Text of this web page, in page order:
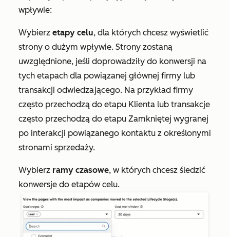
wpływie:
Wybierz etapy celu, dla których chcesz wyświetlić
strony o dużym wpływie. Strony zostaną
uwzględnione, jeśli doprowadziły do konwersji na
tych etapach dla powiązanej głównej firmy lub
transakcji odwiedzającego. Na przykład firmy
często przechodzą do etapu Klienta lub transakcje
często przechodzą do etapu Zamkniętej wygranej
po interakcji powiązanego kontaktu z określonymi
stronami sprzedaży.
Wybierz ramy czasowe, w których chcesz śledzić
konwersje do etapów celu.